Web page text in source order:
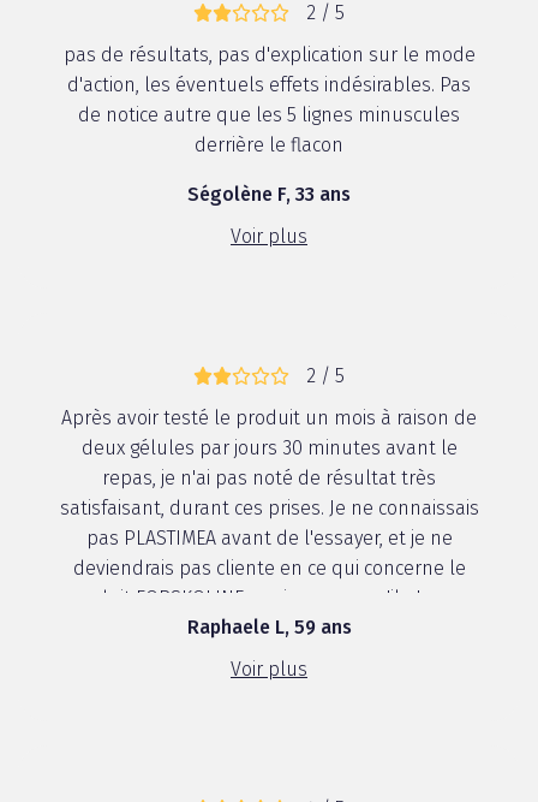
2 / 5
pas de résultats, pas d'explication sur le mode
d'action, les éventuels effets indésirables. Pas
de notice autre que les 5 lignes minuscules
derrière le flacon
Ségolène F, 33 ans
Voir plus
2 / 5
Après avoir testé le produit un mois à raison de
deux gélules par jours 30 minutes avant le
repas, je n'ai pas noté de résultat très
satisfaisant, durant ces prises. Je ne connaissais
pas PLASTIMEA avant de l'essayer, et je ne
deviendrais pas cliente en ce qui concerne le
produit FORSKOLINE, car je pense qu'il n'y a p...
Raphaele L, 59 ans
Voir plus